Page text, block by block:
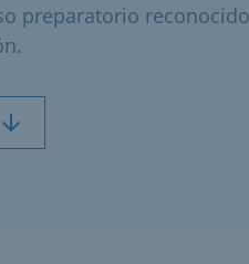
preparatorio